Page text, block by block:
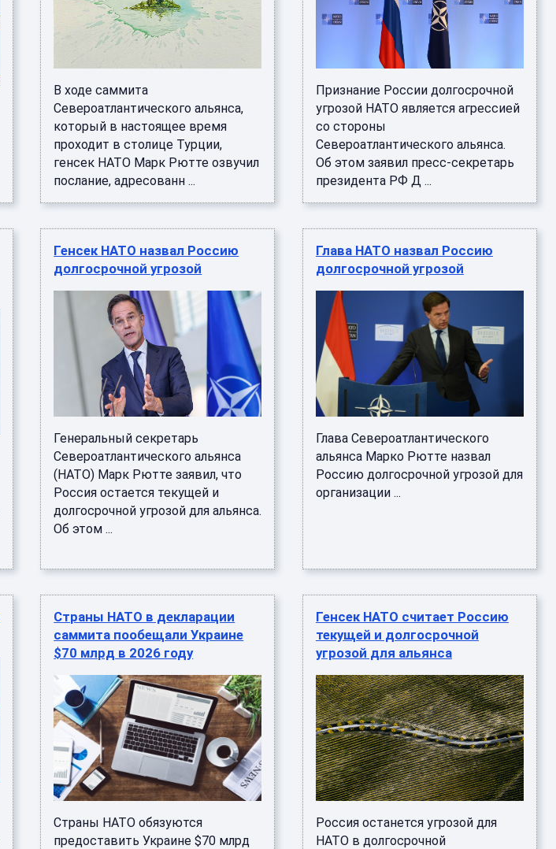
В ходе саммита
Североатлантического альянса,
который в настоящее время
проходит в столице Турции,
генсек НАТО Марк Рютте озвучил
послание, адресованн ...
Признание России долгосрочной
угрозой НАТО является агрессией
со стороны
Североатлантического альянса.
Об этом заявил пресс-секретарь
президента РФ Д ...
Генсек НАТО назвал Россию
долгосрочной угрозой
Генеральный секретарь
Североатлантического альянса
(НАТО) Марк Рютте заявил, что
Россия остается текущей и
долгосрочной угрозой для альянса.
Об этом ...
Глава НАТО назвал Россию
долгосрочной угрозой
Глава Североатлантического
альянса Марко Рютте назвал
Россию долгосрочной угрозой для
организации ...
Страны НАТО в декларации
саммита пообещали Украине
$70 млрд в 2026 году
Страны НАТО обязуются
предоставить Украине $70 млрд
Генсек НАТО считает Россию
текущей и долгосрочной
угрозой для альянса
Россия останется угрозой для
НАТО в долгосрочной